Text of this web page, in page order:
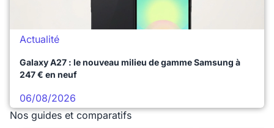
Actualité
Galaxy A27 : le nouveau milieu de gamme Samsung à
247 € en neuf
06/08/2026
Nos guides et comparatifs